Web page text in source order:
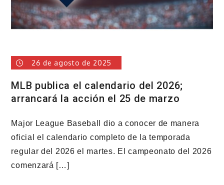
26 de agosto de 2025
MLB publica el calendario del 2026;
arrancará la acción el 25 de marzo
Major League Baseball dio a conocer de manera
oficial el calendario completo de la temporada
regular del 2026 el martes. El campeonato del 2026
comenzará […]